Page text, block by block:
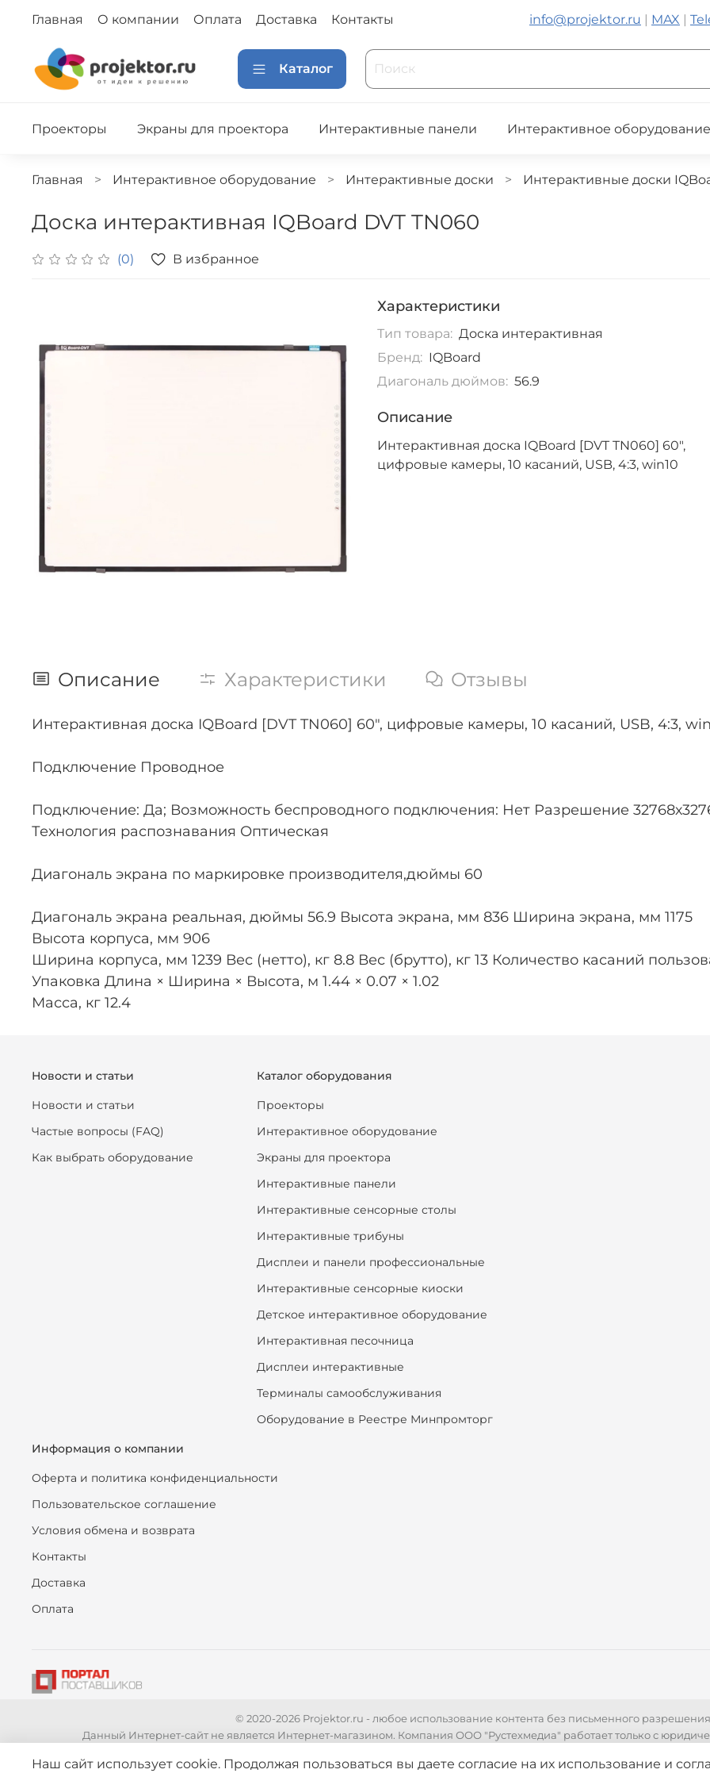
Главная О компании Оплата Доставка Контакты info@projektor.ru MAX
Каталог
Проекторы Экраны для проектора Интерактивные панели Интерактивное оборудование
Главная Интерактивное оборудование Интерактивные доски Интерактивные доски
Доска интерактивная IQBoard DVT TN060
(0) В избранное
Характеристики
Тип товара: Доска интерактивная
Бренд: IQBoard
Диагональ дюймов: 56.9
Описание
Интерактивная доска IQBoard [DVT TN060] 60",
цифровые камеры, 10 касаний, USB, 4:3, win10
Описание Характеристики Отзывы
Интерактивная доска IQBoard [DVT TN060] 60", цифровые камеры, 10 касаний, USB, 4:3,
Подключение Проводное
Подключение: Да; Возможность беспроводного подключения: Нет Разрешение
Технология распознавания Оптическая
Диагональ экрана по маркировке производителя,дюймы 60
Диагональ экрана реальная, дюймы 56.9 Высота экрана, мм 836 Ширина экрана, мм 1175
Высота корпуса, мм 906
Ширина корпуса, мм 1239 Вес (нетто), кг 8.8 Вес (брутто), кг 13 Количество касаний
Упаковка Длина × Ширина × Высота, м 1.44 × 0.07 × 1.02
Масса, кг 12.4
Новости и статьи
Новости и статьи
Частые вопросы (FAQ)
Как выбрать оборудование
Каталог оборудования
Проекторы
Интерактивное оборудование
Экраны для проектора
Интерактивные панели
Интерактивные сенсорные столы
Интерактивные трибуны
Дисплеи и панели профессиональные
Интерактивные сенсорные киоски
Детское интерактивное оборудование
Интерактивная песочница
Дисплеи интерактивные
Терминалы самообслуживания
Оборудование в Реестре Минпромторг
Информация о компании
Оферта и политика конфиденциальности
Пользовательское соглашение
Условия обмена и возврата
Контакты
Доставка
Оплата
© 2020-2026 Projektor.ru - любое использование контента без письменного
Данный Интернет-сайт не является Интернет-магазином. Компания ООО "Рустехмедиа" работает только с
Вся представленная на сайте информация, касающаяся технических характеристик, стоимости товаров, носит
является публичной офертой, определяемой положениями Статьи 437 Гражданского кодекса РФ. Для уточнения
Наш сайт использует cookie. Продолжая пользоваться вы даете согласие на их использование и